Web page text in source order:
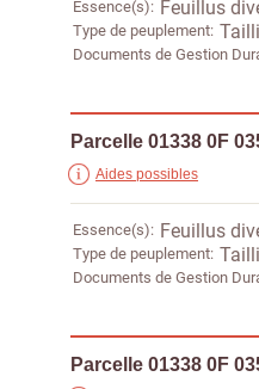
Essence(s) Feuillus
Type de peuplement
Documents de Gestion
Parcelle 01338 0F
Aides possibles
Essence(s) Feuillus
Type de peuplement
Documents de Gestion
Parcelle 01338 0F